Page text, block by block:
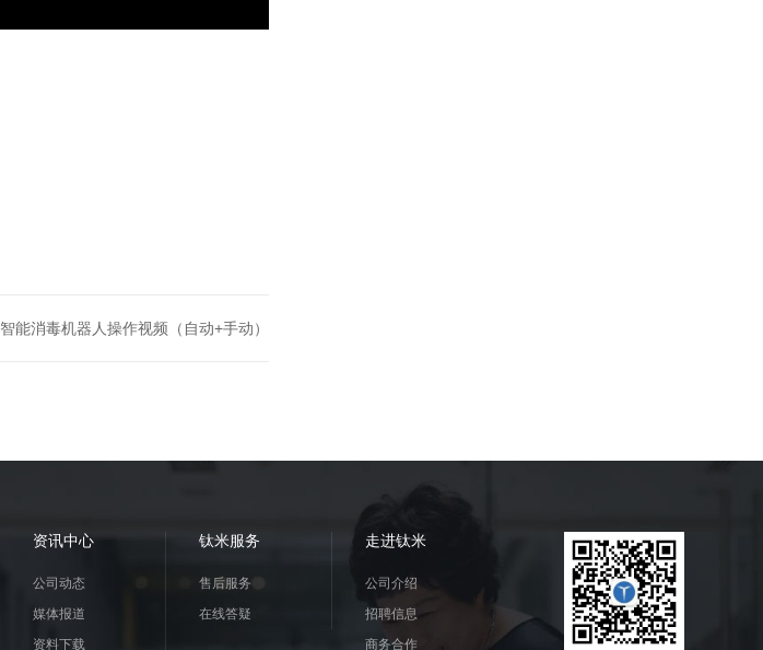
智能消毒机器人操作视频（自动+手动）
资讯中心
公司动态
媒体报道
资料下载
钛米服务
售后服务
在线答疑
走进钛米
公司介绍
招聘信息
商务合作